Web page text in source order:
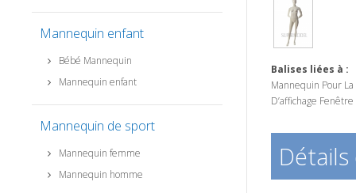
Mannequin enfant
Bébé Mannequin
Mannequin enfant
Mannequin de sport
Mannequin femme
Mannequin homme
Balises liées à :
Mannequin Pour
D’affichage Fenêtre